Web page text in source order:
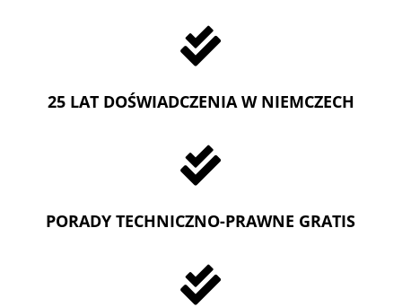

25 LAT DOŚWIADCZENIA W NIEMCZECH

PORADY TECHNICZNO-PRAWNE GRATIS
